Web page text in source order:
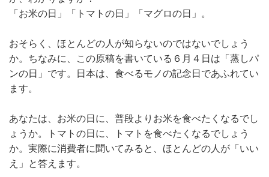
「お米の日」「トマトの日」「マグロの日」。
おそらく、ほとんどの人が知らないのではないでしょう
か。ちなみに、この原稿を書いている６月４日は「蒸しパ
ンの日」です。日本は、食べるモノの記念日であふれてい
ます。
あなたは、お米の日に、普段よりお米を食べたくなるでし
ょうか。トマトの日に、トマトを食べたくなるでしょう
か。実際に消費者に聞いてみると、ほとんどの人が「いい
え」と答えます。